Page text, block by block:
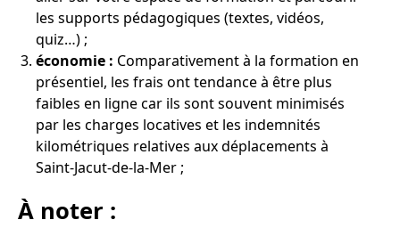
les supports pédagogiques (textes, vidéos,
quiz…) ;
économie : Comparativement à la formation en
présentiel, les frais ont tendance à être plus
faibles en ligne car ils sont souvent minimisés
par les charges locatives et les indemnités
kilométriques relatives aux déplacements à
Saint-Jacut-de-la-Mer ;
À noter :